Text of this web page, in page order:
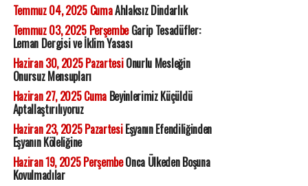
Temmuz 04, 2025 CumaAhlaksız Dindarlık
Temmuz 03, 2025 PerşembeGarip Tesadüfler:
Leman Dergisi ve İklim Yasası
Haziran 30, 2025 PazartesiOnurlu Mesleğin
Onursuz Mensupları
Haziran 27, 2025 CumaBeyinlerimiz Küçüldü
Aptallaştırılıyoruz
Haziran 23, 2025 PazartesiEşyanın Efendiliğinden
Eşyanın Köleliğine
Haziran 19, 2025 PerşembeOnca Ülkeden Boşuna
Kovulmadılar